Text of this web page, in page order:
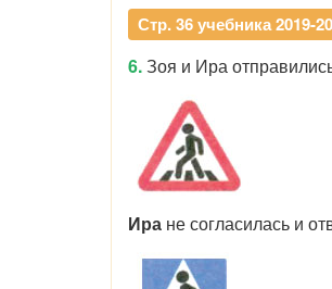
Стр. 36 учебника 2019-
6.Зоя и Ира
Ира не согласилась и